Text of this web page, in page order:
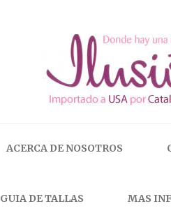
ACERCA DE NOSOTROS
GUIA DE TALLAS MAS